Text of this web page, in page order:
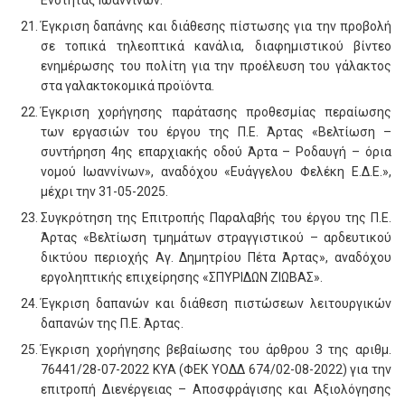
Έγκριση δαπάνης και διάθεσης πίστωσης για την προβολή
σε τοπικά τηλεοπτικά κανάλια, διαφημιστικού βίντεο
ενημέρωσης του πολίτη για την προέλευση του γάλακτος
στα γαλακτοκομικά προϊόντα.
Έγκριση χορήγησης παράτασης προθεσμίας περαίωσης
των εργασιών του έργου της Π.Ε. Άρτας «Βελτίωση –
συντήρηση 4ης επαρχιακής οδού Άρτα – Ροδαυγή – όρια
νομού Ιωαννίνων», αναδόχου «Ευάγγελου Φελέκη Ε.Δ.Ε.»,
μέχρι την 31-05-2025.
Συγκρότηση της Επιτροπής Παραλαβής του έργου της Π.Ε.
Άρτας «Βελτίωση τμημάτων στραγγιστικού – αρδευτικού
δικτύου περιοχής Αγ. Δημητρίου Πέτα Άρτας», αναδόχου
εργοληπτικής επιχείρησης «ΣΠΥΡΙΔΩΝ ΖΙΩΒΑΣ».
Έγκριση δαπανών και διάθεση πιστώσεων λειτουργικών
δαπανών της Π.Ε. Άρτας.
Έγκριση χορήγησης βεβαίωσης του άρθρου 3 της αριθμ.
76441/28-07-2022 ΚΥΑ (ΦΕΚ ΥΟΔΔ 674/02-08-2022) για την
επιτροπή Διενέργειας – Αποσφράγισης και Αξιολόγησης